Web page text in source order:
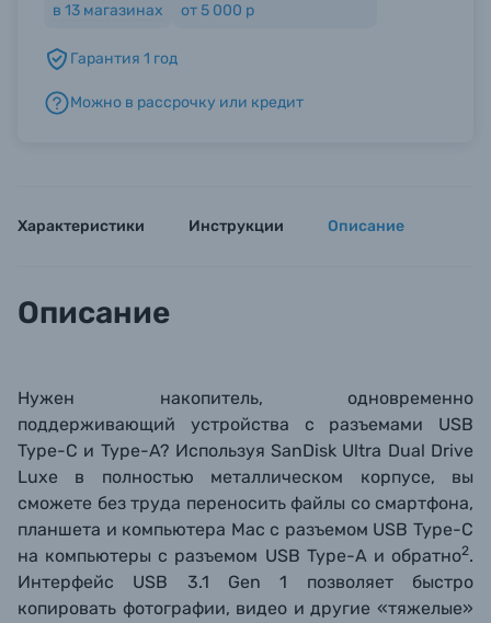
Б/У фототехника (Комиссионные товары)
в 13 магазинах
от 5 000 р
Гарантия 1 год
Можно в рассрочку или кредит
Характеристики Инструкции Описание
Описание
Нужен накопитель, одновременно
поддерживающий устройства с разъемами USB
Type-C и Type-A? Используя SanDisk Ultra Dual Drive
Luxe в полностью металлическом корпусе, вы
сможете без труда переносить файлы со смартфона,
планшета и компьютера Mac с разъемом USB Type-C
на компьютеры с разъемом USB Type-A и обратно2.
Интерфейс USB 3.1 Gen 1 позволяет быстро
копировать фотографии, видео и другие «тяжелые»